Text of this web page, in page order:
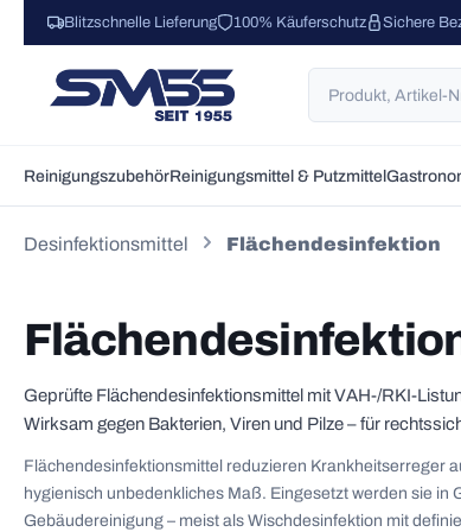
Hauptinhalt springen
Zur Suche springen
Zur Hauptnavigation springen
Blitzschnelle Lieferung 100% Käuferschutz Sichere
ReinigungszubehörReinigungsmittel & Putzmittel
Desinfektionsmittel Flächendesinfektion
Geprüfte Flächendesinfektionsmittel mit VAH-/RKI-
Wirksam gegen Bakterien, Viren und Pilze – für
Flächendesinfektionsmittel reduzieren Krankheitserreger
hygienisch unbedenkliches Maß. Eingesetzt werden sie
Gebäudereinigung – meist als Wischdesinfektion mit